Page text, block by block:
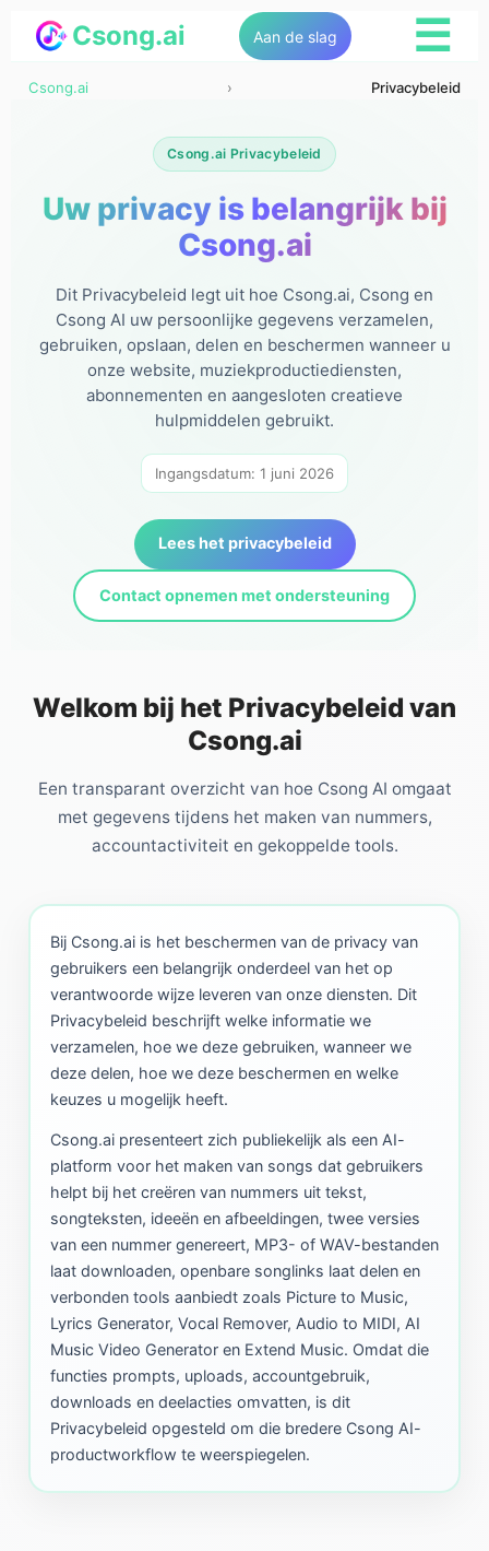
Csong.ai Aan de slag ☰
Csong.ai › Privacybeleid
Csong.ai Privacybeleid
Uw privacy is belangrijk bij
Csong.ai
Dit Privacybeleid legt uit hoe Csong.ai, Csong en
Csong AI uw persoonlijke gegevens verzamelen,
gebruiken, opslaan, delen en beschermen wanneer u
onze website, muziekproductiediensten,
abonnementen en aangesloten creatieve
hulpmiddelen gebruikt.
Ingangsdatum: 1 juni 2026
Lees het privacybeleid
Contact opnemen met ondersteuning
Welkom bij het Privacybeleid van
Csong.ai
Een transparant overzicht van hoe Csong AI omgaat
met gegevens tijdens het maken van nummers,
accountactiviteit en gekoppelde tools.
Bij Csong.ai is het beschermen van de privacy van
gebruikers een belangrijk onderdeel van het op
verantwoorde wijze leveren van onze diensten. Dit
Privacybeleid beschrijft welke informatie we
verzamelen, hoe we deze gebruiken, wanneer we
deze delen, hoe we deze beschermen en welke
keuzes u mogelijk heeft.
Csong.ai presenteert zich publiekelijk als een AI-
platform voor het maken van songs dat gebruikers
helpt bij het creëren van nummers uit tekst,
songteksten, ideeën en afbeeldingen, twee versies
van een nummer genereert, MP3- of WAV-bestanden
laat downloaden, openbare songlinks laat delen en
verbonden tools aanbiedt zoals Picture to Music,
Lyrics Generator, Vocal Remover, Audio to MIDI, AI
Music Video Generator en Extend Music. Omdat die
functies prompts, uploads, accountgebruik,
downloads en deelacties omvatten, is dit
Privacybeleid opgesteld om die bredere Csong AI-
productworkflow te weerspiegelen.